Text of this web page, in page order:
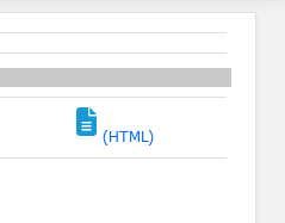
(HTML)